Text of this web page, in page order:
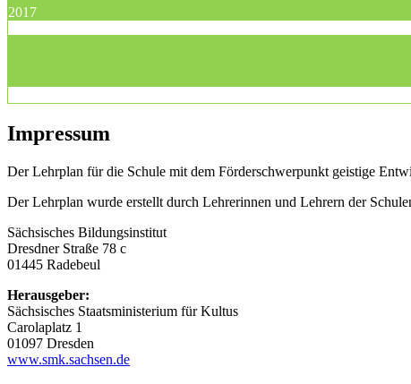
2017
Impressum
Der Lehrplan für die Schule mit dem Förderschwerpunkt geistige
Der Lehrplan wurde erstellt durch Lehrerinnen und Lehrern der
Sächsisches Bildungsinstitut
Dresdner Straße 78 c
01445 Radebeul
Herausgeber:
Sächsisches Staatsministerium für Kultus
Carolaplatz 1
01097 Dresden
www.smk.sachsen.de